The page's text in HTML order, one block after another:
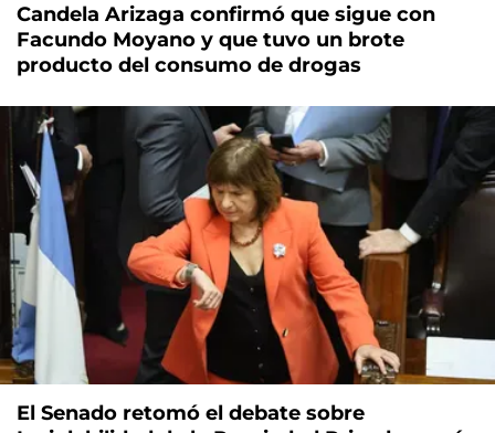
Candela Arizaga confirmó que sigue con
Facundo Moyano y que tuvo un brote
producto del consumo de drogas
El Senado retomó el debate sobre